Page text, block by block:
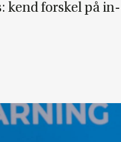
kend for­skel på in­
news: kend for­skel på